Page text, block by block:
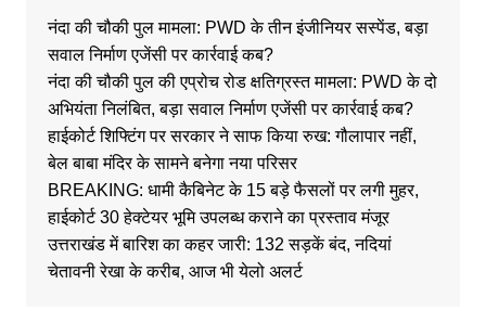
नंदा की चौकी पुल मामला: PWD के तीन इंजीनियर सस्पेंड, बड़ा
सवाल निर्माण एजेंसी पर कार्रवाई कब?
नंदा की चौकी पुल की एप्रोच रोड क्षतिग्रस्त मामला: PWD के दो
अभियंता निलंबित, बड़ा सवाल निर्माण एजेंसी पर कार्रवाई कब?
हाईकोर्ट शिफ्टिंग पर सरकार ने साफ किया रुख: गौलापार नहीं,
बेल बाबा मंदिर के सामने बनेगा नया परिसर
BREAKING: धामी कैबिनेट के 15 बड़े फैसलों पर लगी मुहर,
हाईकोर्ट 30 हेक्टेयर भूमि उपलब्ध कराने का प्रस्ताव मंजूर
उत्तराखंड में बारिश का कहर जारी: 132 सड़कें बंद, नदियां
चेतावनी रेखा के करीब, आज भी येलो अलर्ट